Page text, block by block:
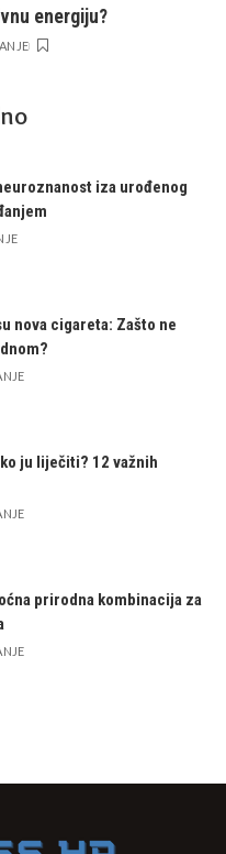
energiju?
iza urođenog
nova cigareta: Zašto ne
ju liječiti? 12 važnih
prirodna kombinacija za